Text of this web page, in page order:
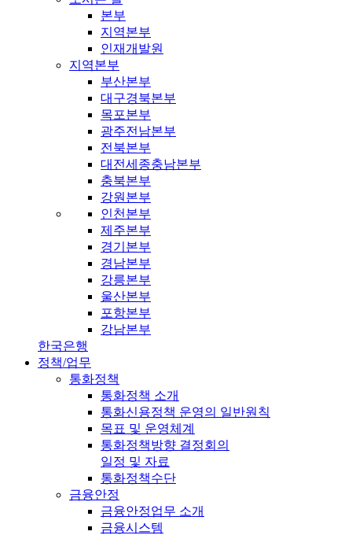
본부
지역본부
인재개발원
지역본부
부산본부
대구경북본부
목포본부
광주전남본부
전북본부
대전세종충남본부
충북본부
강원본부
인천본부
제주본부
경기본부
경남본부
강릉본부
울산본부
포항본부
강남본부
한국은행
정책/업무
통화정책
통화정책 소개
통화신용정책 운영의 일반원칙
목표 및 운영체계
통화정책방향 결정회의
일정 및 자료
통화정책수단
금융안정
금융안정업무 소개
금융시스템